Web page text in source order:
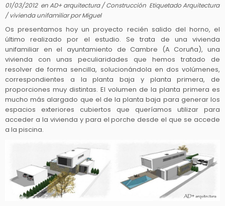
01/03/2012enAD+ arquitectura/Construcción EtiquetadoArquitectura
/vivienda unifamiliarporMiguel
Os presentamos hoy un proyecto recién salido del horno, el
último realizado por el estudio. Se trata de una vivienda
unifamiliar en el ayuntamiento de Cambre (A Coruña), una
vivienda con unas peculiaridades que hemos tratado de
resolver de forma sencilla, solucionándola en dos volúmenes,
correspondientes a la planta baja y planta primera, de
proporciones muy distintas. El volumen de la planta primera es
mucho más alargado que el de la planta baja para generar los
espacios exteriores cubiertos que queríamos utilizar para
acceder a la vivienda y para el porche desde el que se accede
a la piscina.